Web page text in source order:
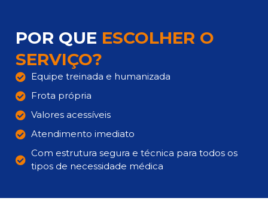
POR QUE ESCOLHER O
SERVIÇO?
Equipe treinada e humanizada
Frota própria
Valores acessíveis
Atendimento imediato
Com estrutura segura e técnica para todos os
tipos de necessidade médica